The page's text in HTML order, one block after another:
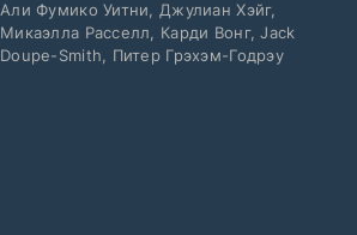
Али Фумико Уитни, Джулиан Хэйг,
Микаэлла Расселл, Карди Вонг, Jack
Doupe-Smith, Питер Грэхэм-Годрэу